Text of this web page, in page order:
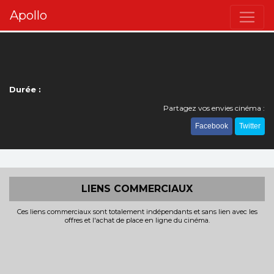
Apollo
Durée :
Partagez vos envies cinéma :
Facebook Twitter
LIENS COMMERCIAUX
Ces liens commerciaux sont totalement indépendants et sans lien avec les
offres et l'achat de place en ligne du cinéma.